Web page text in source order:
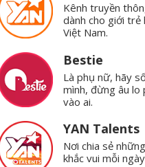
Kênh truyền
dành cho giới trẻ
Việt Nam.
Bestie
Là phụ nữ, hãy
mình, đừng âu lo
vào ai.
YAN Talents
Nơi chia sẻ
khắc vui mỗi